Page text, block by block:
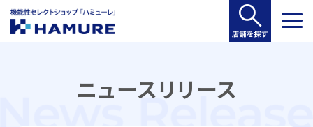
ニュースリリース